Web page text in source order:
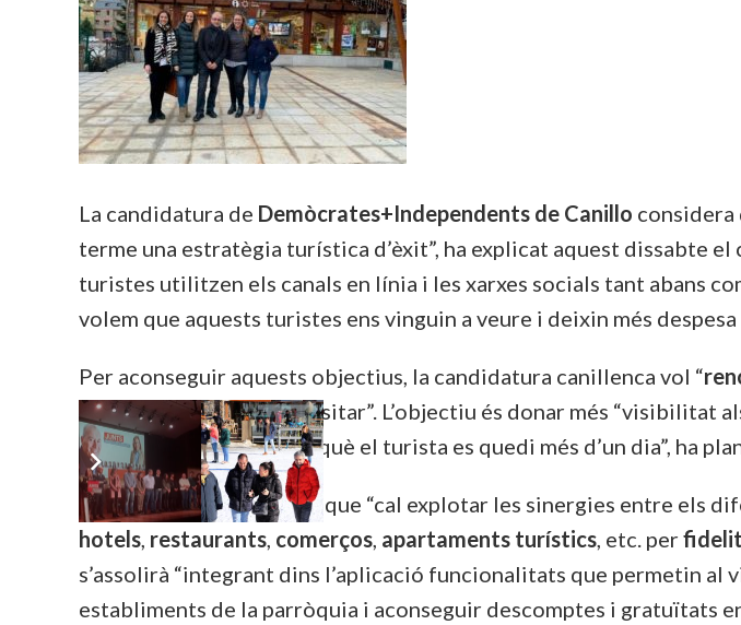
La candidatura de Demòcrates+Independents de Canillo considera
terme una estratègia turística d’èxit”, ha explicat aquest dissabte el
turistes utilitzen els canals en línia i les xarxes socials tant abans
volem que aquests turistes ens vinguin a veure i deixin més despesa
Per aconseguir aquests objectius, la candidatura canillenca vol “
per als que ens vulguin visitar”. L’objectiu és donar més
d’activitats de lleure perquè el turista es quedi més d’un dia”, ha
El cap de llista ha indicat que “cal explotar les sinergies entre els
hotels, restaurants, comerços, apartaments turístics, etc. per
s’assolirà “integrant dins l’aplicació funcionalitats que permetin
establiments de la parròquia i aconseguir descomptes i gratuïtats